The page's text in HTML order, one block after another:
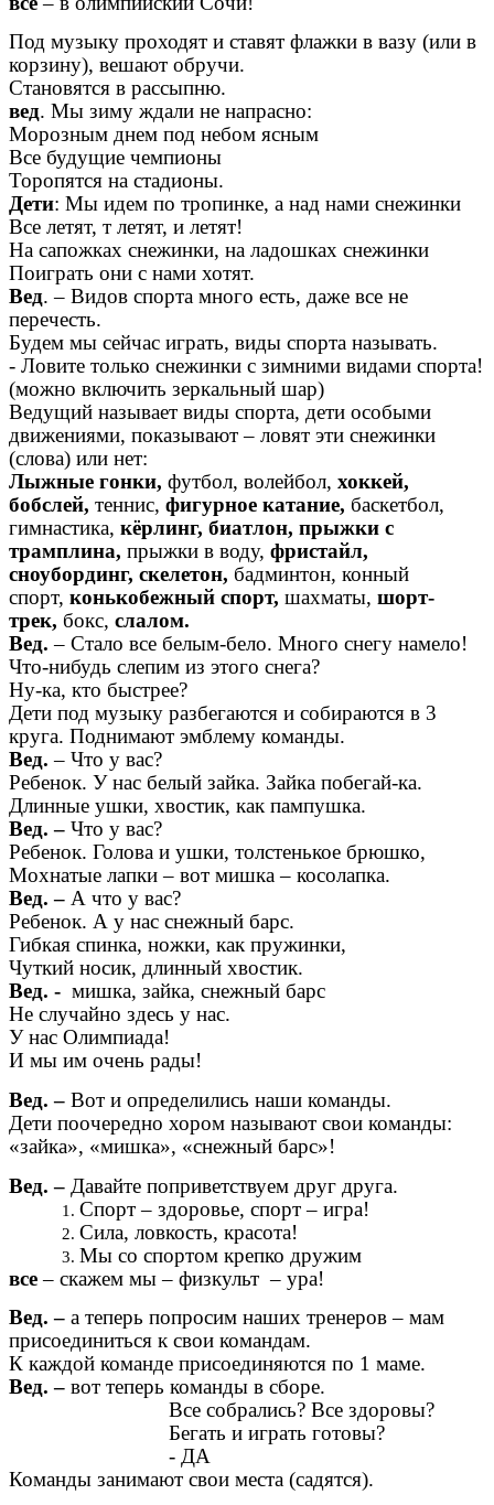
Под музыку проходят и ставят флажки в вазу (или в
корзину), вешают обручи.
Становятся в рассыпню.
вед. Мы зиму ждали не напрасно:
Морозным днем под небом ясным
Все будущие чемпионы
Торопятся на стадионы.
Дети: Мы идем по тропинке, а над нами снежинки
Все летят, т летят, и летят!
На сапожках снежинки, на ладошках снежинки
Поиграть они с нами хотят.
Вед. – Видов спорта много есть, даже все не
перечесть.
Будем мы сейчас играть, виды спорта называть.
- Ловите только снежинки с зимними видами спорта!
(можно включить зеркальный шар)
Ведущий называет виды спорта, дети особыми
движениями, показывают – ловят эти снежинки
(слова) или нет:
Лыжные гонки, футбол, волейбол, хоккей,
бобслей, теннис, фигурное катание, баскетбол,
гимнастика, кёрлинг, биатлон, прыжки с
трамплина, прыжки в воду, фристайл,
сноубординг, скелетон, бадминтон, конный
спорт, конькобежный спорт, шахматы, шорт-
трек, бокс, слалом.
Вед. – Стало все белым-бело. Много снегу намело!
Что-нибудь слепим из этого снега?
Ну-ка, кто быстрее?
Дети под музыку разбегаются и собираются в 3
круга. Поднимают эмблему команды.
Вед. – Что у вас?
Ребенок. У нас белый зайка. Зайка побегай-ка.
Длинные ушки, хвостик, как пампушка.
Вед. – Что у вас?
Ребенок. Голова и ушки, толстенькое брюшко,
Мохнатые лапки – вот мишка – косолапка.
Вед. – А что у вас?
Ребенок. А у нас снежный барс.
Гибкая спинка, ножки, как пружинки,
Чуткий носик, длинный хвостик.
Вед. - мишка, зайка, снежный барс
Не случайно здесь у нас.
У нас Олимпиада!
И мы им очень рады!
Вед. – Вот и определились наши команды.
Дети поочередно хором называют свои команды:
«зайка», «мишка», «снежный барс»!
Вед. – Давайте поприветствуем друг друга.
Спорт – здоровье, спорт – игра!
Сила, ловкость, красота!
Мы со спортом крепко дружим
все– скажем мы – физкульт – ура!
Вед. – а теперь попросим наших тренеров – мам
присоединиться к свои командам.
К каждой команде присоединяются по 1 маме.
Вед. – вот теперь команды в сборе.
Все собрались? Все здоровы?
Бегать и играть готовы?
- ДА
Команды занимают свои места (садятся).